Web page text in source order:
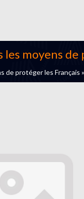
les moyens
protéger les